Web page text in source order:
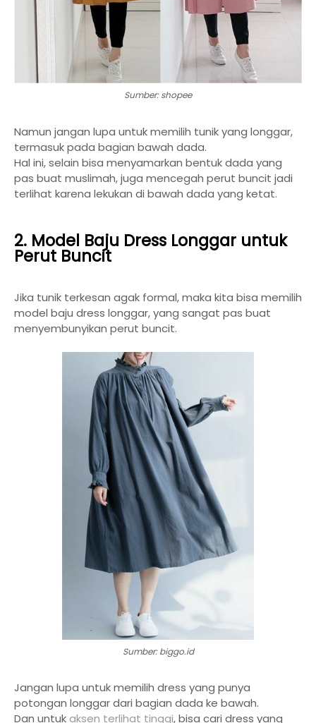
Sumber: shopee
Namun jangan lupa untuk memilih tunik yang longgar,
termasuk pada bagian bawah dada.
Hal ini, selain bisa menyamarkan bentuk dada yang
pas buat muslimah, juga mencegah perut buncit jadi
terlihat karena lekukan di bawah dada yang ketat.
2. Model Baju Dress Longgar untuk
Perut Buncit
Jika tunik terkesan agak formal, maka kita bisa memilih
model baju dress longgar, yang sangat pas buat
menyembunyikan perut buncit.
Sumber: biggo.id
Jangan lupa untuk memilih dress yang punya
potongan longgar dari bagian dada ke bawah.
Dan untuk aksen terlihat tinggi, bisa cari dress yang